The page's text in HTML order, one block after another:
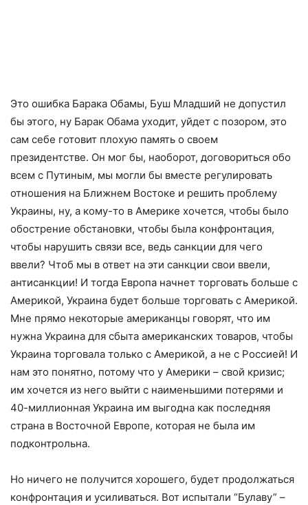
Это ошибка Барака Обамы, Буш Младший не допустил
бы этого, ну Барак Обама уходит, уйдет с позором, это
сам себе готовит плохую память о своем
президентстве. Он мог бы, наоборот, договориться обо
всем с Путиным, мы могли бы вместе регулировать
отношения на Ближнем Востоке и решить проблему
Украины, ну, а кому-то в Америке хочется, чтобы было
обострение обстановки, чтобы была конфронтация,
чтобы нарушить связи все, ведь санкции для чего
ввели? Чтоб мы в ответ на эти санкции свои ввели,
антисанкции! И тогда Европа начнет торговать больше с
Америкой, Украина будет больше торговать с Америкой.
Мне прямо некоторые американцы говорят, что им
нужна Украина для сбыта американских товаров, чтобы
Украина торговала только с Америкой, а не с Россией! И
нам это понятно, потому что у Америки – свой кризис;
им хочется из него выйти с наименьшими потерями и
40-миллионная Украина им выгодна как последняя
страна в Восточной Европе, которая не была им
подконтрольна.
Но ничего не получится хорошего, будет продолжаться
конфронтация и усиливаться. Вот испытали “Булаву” –